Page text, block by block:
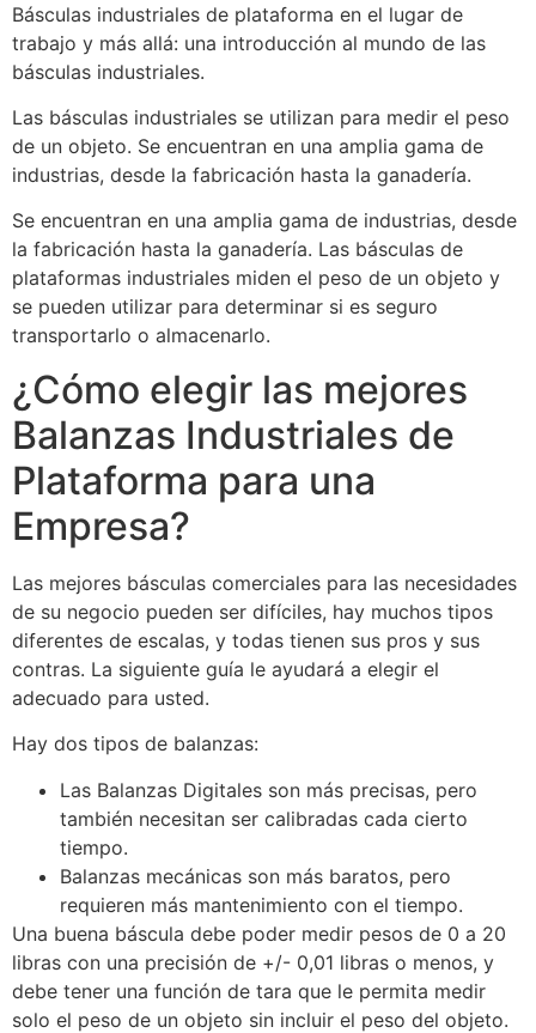
Básculas industriales de plataforma en el lugar de
trabajo y más allá: una introducción al mundo de las
básculas industriales.
Las básculas industriales se utilizan para medir el peso
de un objeto. Se encuentran en una amplia gama de
industrias, desde la fabricación hasta la ganadería.
Se encuentran en una amplia gama de industrias, desde
la fabricación hasta la ganadería. Las básculas de
plataformas industriales miden el peso de un objeto y
se pueden utilizar para determinar si es seguro
transportarlo o almacenarlo.
¿Cómo elegir las mejores
Balanzas Industriales de
Plataforma para una
Empresa?
Las mejores básculas comerciales para las necesidades
de su negocio pueden ser difíciles, hay muchos tipos
diferentes de escalas, y todas tienen sus pros y sus
contras. La siguiente guía le ayudará a elegir el
adecuado para usted.
Hay dos tipos de balanzas:
Las Balanzas Digitales son más precisas, pero
también necesitan ser calibradas cada cierto
tiempo.
Balanzas mecánicas son más baratos, pero
requieren más mantenimiento con el tiempo.
Una buena báscula debe poder medir pesos de 0 a 20
libras con una precisión de +/- 0,01 libras o menos, y
debe tener una función de tara que le permita medir
solo el peso de un objeto sin incluir el peso del objeto.